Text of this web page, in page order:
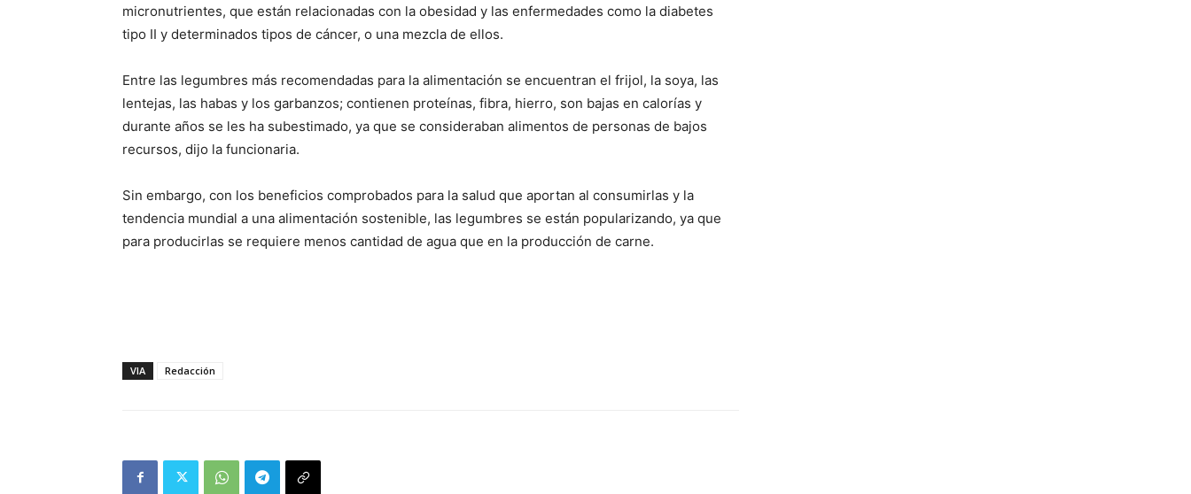
micronutrientes, que están relacionadas con la obesidad y las enfermedades como la diabetes
tipo II y determinados tipos de cáncer, o una mezcla de ellos.
Entre las legumbres más recomendadas para la alimentación se encuentran el frijol, la soya, las
lentejas, las habas y los garbanzos; contienen proteínas, fibra, hierro, son bajas en calorías y
durante años se les ha subestimado, ya que se consideraban alimentos de personas de bajos
recursos, dijo la funcionaria.
Sin embargo, con los beneficios comprobados para la salud que aportan al consumirlas y la
tendencia mundial a una alimentación sostenible, las legumbres se están popularizando, ya que
para producirlas se requiere menos cantidad de agua que en la producción de carne.
VIA Redacción